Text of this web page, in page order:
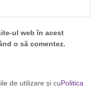
ul web în acest
o să comentez.
de utilizare și cuPolitica